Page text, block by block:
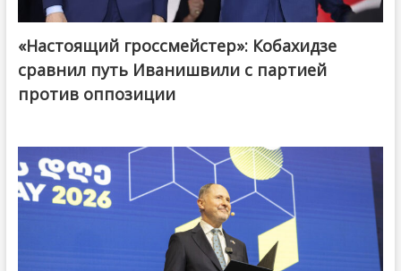
@ქართული ოცნება / Georgian Dream
«Настоящий гроссмейстер»: Кобахидзе
сравнил путь Иванишвили с партией
против оппозиции